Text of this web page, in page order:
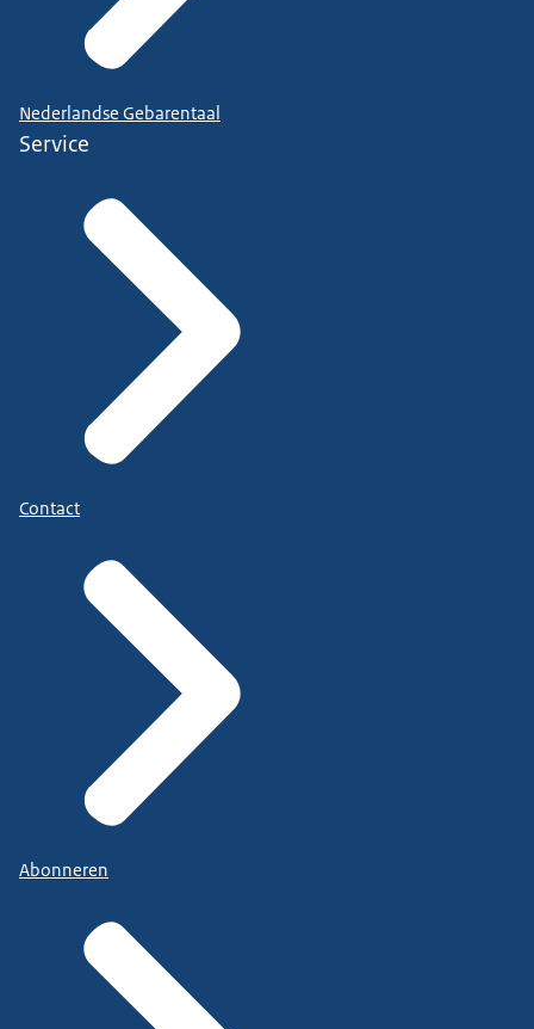
Nederlandse Gebarentaal
Service
Contact
Abonneren